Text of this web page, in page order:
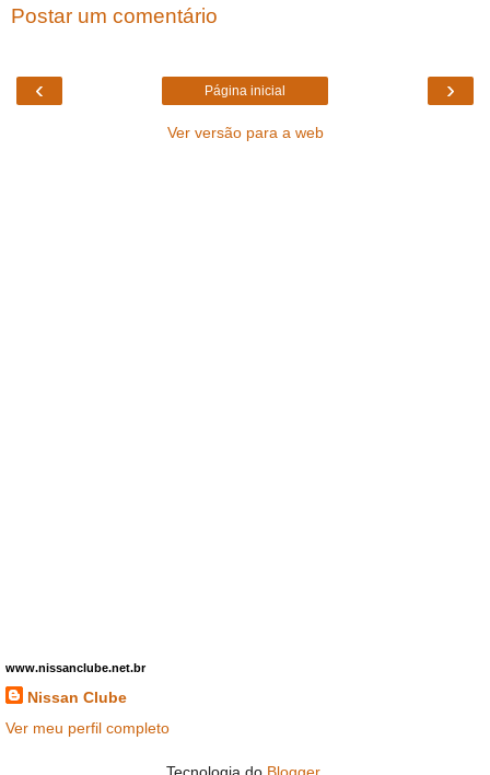
Postar um comentário
‹ ›
Página inicial
Ver versão para a web
www.nissanclube.net.br
Nissan Clube
Ver meu perfil completo
Tecnologia do Blogger.